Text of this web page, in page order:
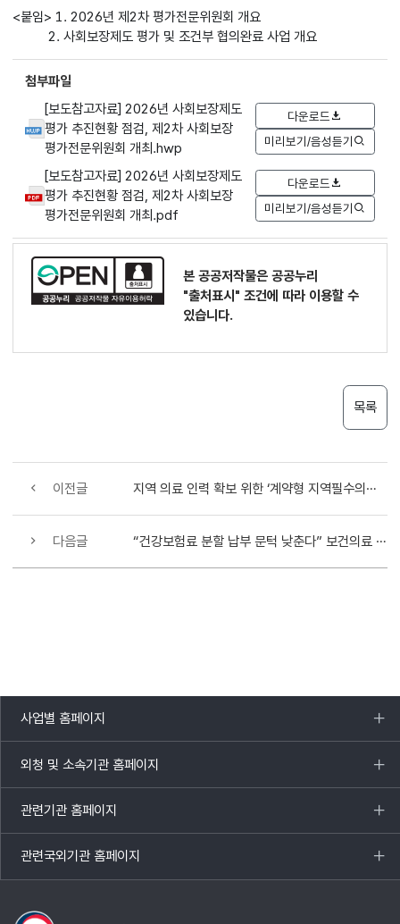
<붙임> 1. 2026년 제2차 평가전문위원회 개요
2. 사회보장제도 평가 및 조건부 협의완료 사업 개요
첨부파일
[보도참고자료] 2026년 사회보장제도
평가 추진현황 점검, 제2차 사회보장
평가전문위원회 개최.hwp
다운로드
미리보기/음성듣기
[보도참고자료] 2026년 사회보장제도
평가 추진현황 점검, 제2차 사회보장
평가전문위원회 개최.pdf
다운로드
미리보기/음성듣기
본 공공저작물은 공공누리
"출처표시" 조건에 따라 이용할 수
있습니다.
목록
이전글 지역 의료 인력 확보 위한 ‘계약형 지역필수의사제’ 참여 기관 추가 공모 시작
다음글 “건강보험료 분할 납부 문턱 낮춘다” 보건의료 분야 ‘소확신’ 과제 선정
사업별 홈페이지
목록
열기
외청 및 소속기관 홈페이지
목록
열기
관련기관 홈페이지
목록
열기
관련국외기관 홈페이지
목록
열기